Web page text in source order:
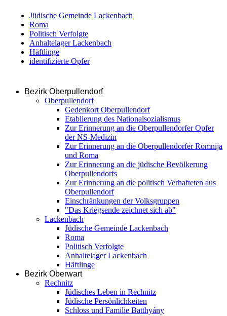
Jüdische Gemeinde Lackenbach
Roma
Politisch Verfolgte
Anhaltelager Lackenbach
Häftlinge
identifizierte Opfer
Bezirk Oberpullendorf
Oberpullendorf
Gedenkort Oberpullendorf
Etablierung des Nationalsozialismus
Zur Erinnerung an die Oberpullendorfer Opfer
der NS-Medizin
Zur Erinnerung an die Oberpullendorfer Romnija
und Roma
Zur Erinnerung an die jüdische Bevölkerung
Oberpullendorfs
Zur Erinnerung an die politisch Verhafteten aus
Oberpullendorf
Einschränkungen der Volksgruppen
"Das Kriegsende zeichnet sich ab"
Lackenbach
Jüdische Gemeinde Lackenbach
Roma
Politisch Verfolgte
Anhaltelager Lackenbach
Häftlinge
Bezirk Oberwart
Rechnitz
Jüdisches Leben in Rechnitz
Jüdische Persönlichkeiten
Schloss und Familie Batthyány